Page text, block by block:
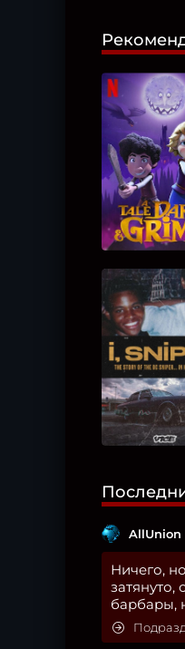
AllUnion
Ничего,
затянуто,
барбары,